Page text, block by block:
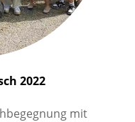
2022
mit